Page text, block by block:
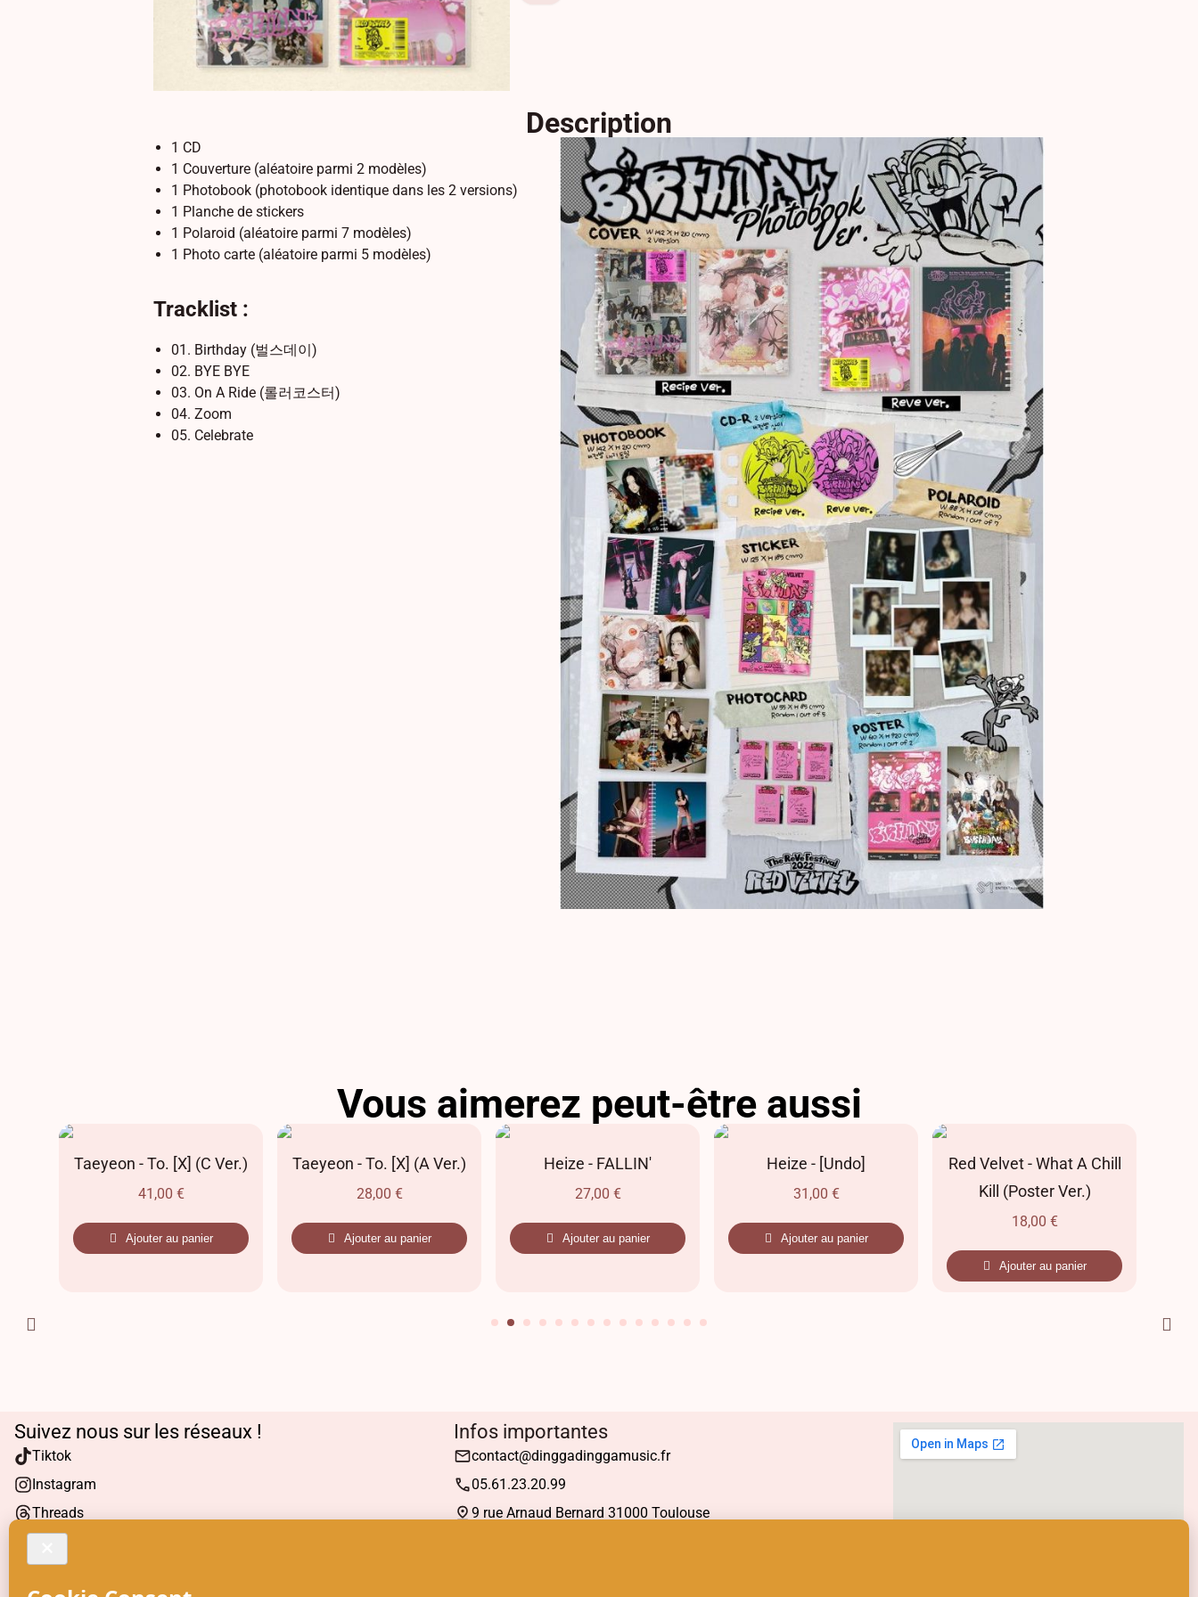
Description
1 CD
1 Couverture (aléatoire parmi 2 modèles)
1 Photobook (photobook identique dans les 2 versions)
1 Planche de stickers
1 Polaroid (aléatoire parmi 7 modèles)
1 Photo carte (aléatoire parmi 5 modèles)
Tracklist :
01. Birthday (벌스데이)
02. BYE BYE
03. On A Ride (롤러코스터)
04. Zoom
05. Celebrate
Vous aimerez peut-être aussi
Taeyeon - To. [X] (C Ver.)
41,00 €
Ajouter au panier
Taeyeon - To. [X] (A Ver.)
28,00 €
Ajouter au panier
Heize - FALLIN'
27,00 €
Ajouter au panier
Heize - [Undo]
31,00 €
Ajouter au panier
Red Velvet - What A Chill
Kill (Poster Ver.)
18,00 €
Ajouter au panier
Suivez nous sur les réseaux !
Tiktok
Instagram
Threads
Facebook
Infos importantes
contact@dinggadinggamusic.fr
05.61.23.20.99
9 rue Arnaud Bernard 31000 Toulouse